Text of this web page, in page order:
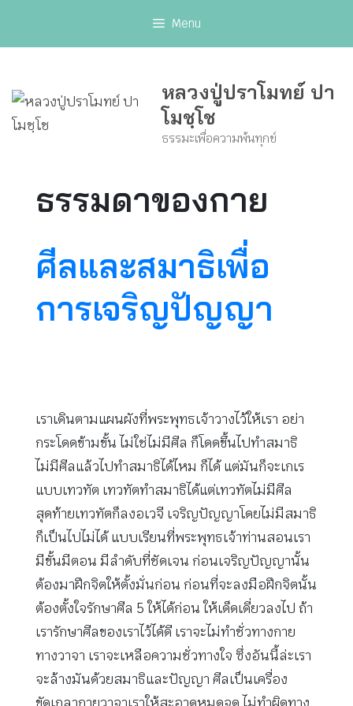
Menu
หลวงปู่ปราโมทย์ ปา
โมชฺโช
ธรรมะเพื่อความพ้นทุกข์
ธรรมดาของกาย
ศีลและสมาธิเพื่อ
การเจริญปัญญา
เราเดินตามแผนผังที่พระพุทธเจ้าวางไว้ให้เรา อย่า
กระโดดข้ามขั้น ไม่ใช่ไม่มีศีล ก็โดดขึ้นไปทำสมาธิ
ไม่มีศีลแล้วไปทำสมาธิได้ไหม ก็ได้ แต่มันก็จะเกเร
แบบเทวทัต เทวทัตทำสมาธิได้แต่เทวทัตไม่มีศีล
สุดท้ายเทวทัตก็ลงอเวจี เจริญปัญญาโดยไม่มีสมาธิ
ก็เป็นไปไม่ได้ แบบเรียนที่พระพุทธเจ้าท่านสอนเรา
มีขั้นมีตอน มีลำดับที่ชัดเจน ก่อนเจริญปัญญานั้น
ต้องมาฝึกจิตให้ตั้งมั่นก่อน ก่อนที่จะลงมือฝึกจิตนั้น
ต้องตั้งใจรักษาศีล 5 ให้ได้ก่อน ให้เด็ดเดี่ยวลงไป ถ้า
เรารักษาศีลของเราไว้ได้ดี เราจะไม่ทำชั่วทางกาย
ทางวาจา เราจะเหลือความชั่วทางใจ ซึ่งอันนี้ล่ะเรา
จะล้างมันด้วยสมาธิและปัญญา ศีลเป็นเครื่อง